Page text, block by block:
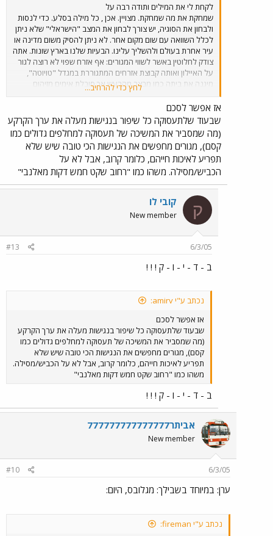
לקחת לי את המילים ותודה רבה על
שמחקת את מה שמחקת. מצויין. אכן , כל מילה בסלע. כדי לנסות
ולבחון את הסוגיה, יש צורך לבחון את המצב "הישראלי" שלא ניתן
לכלל השוואה עם שום מקום אחר. לא ניתן להסיק משום מדינה או
עיר אחרת בעולם ולהשליך עלינו. הבעיות שלנו בארץ שונות. אתה
צודק לחלוטין באשר לשווי המגורים: אף אזרח שפוי לא רוצה לגור
על האיילון ואותה קבוצת אזרחים המתגוררת במגדל "טויוטה",
מיגנה את ביתה כמו מבצר מהרעש אך סובלת אימים מזיהום
גופריתנים למינייהם. אין לי ספק שהכותב לא עשה עבודתו כיאות
ואף הציג את הנושא בצורה מאוד שגויה ו/או אינטרסנטית
שקופה....
לחץ כדי להרחיב...
אז אפשר לסכם
שבעוד שלתעסוקה כל שיפור בנגישות מעלה את ערך הקרקע
(מה שמסביר את המשיכה של תעסוקה למחלפים גדולים כמו
קסם), מגורים מחפשים את הנגישות הכי טובה שיש שלא
תפריע לאיכות חייהם, כלומר קרוב, אבל לא על
הכביש/מסילה. משהו כמו "רחוב שקט חמש דקות מאלנבי"
ק קובי לו
New member
6/3/05
#13
ב - ד - י - ו - ק ! ! !
נכתב ע"י amirv:
אז אפשר לסכם
שבעוד שלתעסוקה כל שיפור בנגישות מעלה את ערך הקרקע
(מה שמסביר את המשיכה של תעסוקה למחלפים גדולים כמו
קסם), מגורים מחפשים את הנגישות הכי טובה שיש שלא
תפריע לאיכות חייהם, כלומר קרוב, אבל לא על הכביש/מסילה.
משהו כמו "רחוב שקט חמש דקות מאלנבי"
ב - ד - י - ו - ק ! ! !
אביתר777777777777777
New member
6/3/05
#10
ערן: במיוחד בשבילך: מגלובס, היום:
נכתב ע"י fireman: